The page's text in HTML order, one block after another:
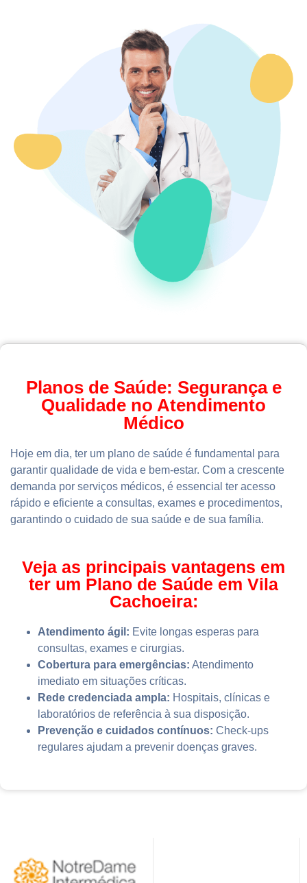
Planos de Saúde: Segurança e
Qualidade no Atendimento
Médico
Hoje em dia, ter um plano de saúde é fundamental para
garantir qualidade de vida e bem-estar. Com a crescente
demanda por serviços médicos, é essencial ter acesso
rápido e eficiente a consultas, exames e procedimentos,
garantindo o cuidado de sua saúde e de sua família.
Veja as principais vantagens em
ter um Plano de Saúde em Vila
Cachoeira:
Atendimento ágil: Evite longas esperas para
consultas, exames e cirurgias.
Cobertura para emergências: Atendimento
imediato em situações críticas.
Rede credenciada ampla: Hospitais, clínicas e
laboratórios de referência à sua disposição.
Prevenção e cuidados contínuos: Check-ups
regulares ajudam a prevenir doenças graves.